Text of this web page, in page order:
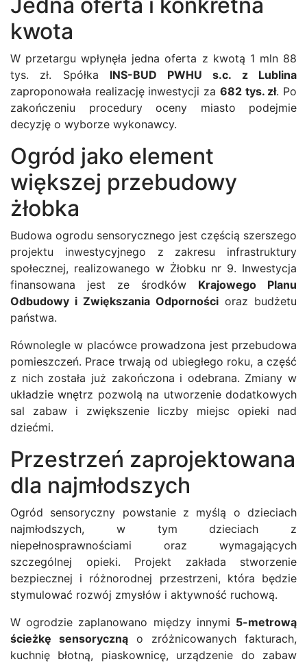
kwota
W przetargu wpłynęła jedna oferta z kwotą 1 mln 88
tys. zł. Spółka INS-BUD PWHU s.c. z Lublina
zaproponowała realizację inwestycji za 682 tys. zł. Po
zakończeniu procedury oceny miasto podejmie
decyzję o wyborze wykonawcy.
Ogród jako element
większej przebudowy
żłobka
Budowa ogrodu sensorycznego jest częścią szerszego
projektu inwestycyjnego z zakresu infrastruktury
społecznej, realizowanego w Żłobku nr 9. Inwestycja
finansowana jest ze środków Krajowego Planu
Odbudowy i Zwiększania Odporności oraz budżetu
państwa.
Równolegle w placówce prowadzona jest przebudowa
pomieszczeń. Prace trwają od ubiegłego roku, a część
z nich została już zakończona i odebrana. Zmiany w
układzie wnętrz pozwolą na utworzenie dodatkowych
sal zabaw i zwiększenie liczby miejsc opieki nad
dziećmi.
Przestrzeń zaprojektowana
dla najmłodszych
Ogród sensoryczny powstanie z myślą o dzieciach
najmłodszych, w tym dzieciach z
niepełnosprawnościami oraz wymagających
szczególnej opieki. Projekt zakłada stworzenie
bezpiecznej i różnorodnej przestrzeni, która będzie
stymulować rozwój zmysłów i aktywność ruchową.
W ogrodzie zaplanowano między innymi 5-metrową
ścieżkę sensoryczną o zróżnicowanych fakturach,
kuchnię błotną, piaskownicę, urządzenie do zabaw